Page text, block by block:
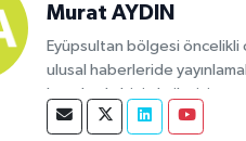
Murat AYDIN
Eyüpsultan bölgesi
ulusal haberleride
konularda bizimle iletişime